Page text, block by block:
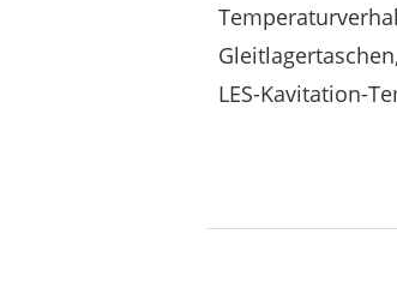
LES-Kavitation-